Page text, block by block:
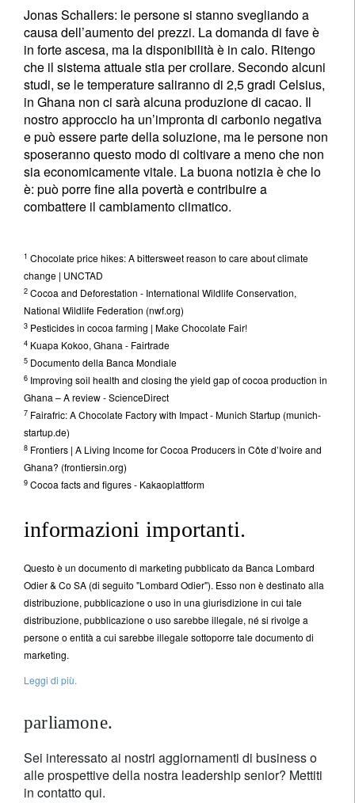
Jonas Schallers: le persone si stanno svegliando a
causa dell’aumento dei prezzi. La domanda di fave è
in forte ascesa, ma la disponibilità è in calo. Ritengo
che il sistema attuale stia per crollare. Secondo alcuni
studi, se le temperature saliranno di 2,5 gradi Celsius,
in Ghana non ci sarà alcuna produzione di cacao. Il
nostro approccio ha un’impronta di carbonio negativa
e può essere parte della soluzione, ma le persone non
sposeranno questo modo di coltivare a meno che non
sia economicamente vitale. La buona notizia è che lo
è: può porre fine alla povertà e contribuire a
combattere il cambiamento climatico.
1 Chocolate price hikes: A bittersweet reason to care about climate
change | UNCTAD
2 Cocoa and Deforestation - International Wildlife Conservation,
National Wildlife Federation (nwf.org)
3 Pesticides in cocoa farming | Make Chocolate Fair!
4 Kuapa Kokoo, Ghana - Fairtrade
5 Documento della Banca Mondiale
6 Improving soil health and closing the yield gap of cocoa production in
Ghana – A review - ScienceDirect
7 Fairafric: A Chocolate Factory with Impact - Munich Startup (munich-
startup.de)
8 Frontiers | A Living Income for Cocoa Producers in Côte d’Ivoire and
Ghana? (frontiersin.org)
9 Cocoa facts and figures - Kakaoplattform
informazioni importanti.
Questo è un documento di marketing pubblicato da Banca Lombard
Odier & Co SA (di seguito "Lombard Odier"). Esso non è destinato alla
distribuzione, pubblicazione o uso in una giurisdizione in cui tale
distribuzione, pubblicazione o uso sarebbe illegale, né si rivolge a
persone o entità a cui sarebbe illegale sottoporre tale documento di
marketing.
Leggi di più.
parliamone.
Sei interessato ai nostri aggiornamenti di business o
alle prospettive della nostra leadership senior? Mettiti
in contatto qui.